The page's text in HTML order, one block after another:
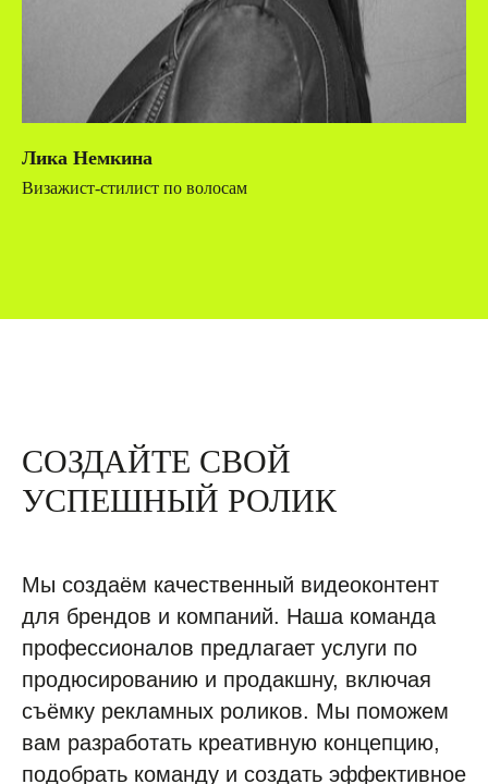
Лика Немкина
Визажист-стилист по волосам
СОЗДАЙТЕ СВОЙ
УСПЕШНЫЙ РОЛИК
Мы создаём качественный видеоконтент
для брендов и компаний. Наша команда
профессионалов предлагает услуги по
продюсированию и продакшну, включая
съёмку рекламных роликов. Мы поможем
вам разработать креативную концепцию,
подобрать команду и создать эффективное